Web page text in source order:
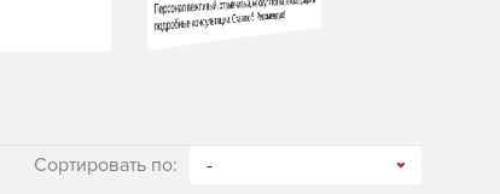
Сортировать по: -